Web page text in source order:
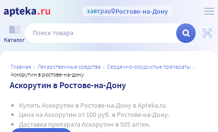
завтрав Ростове-на-Дону
Каталог
главная лекарственные средства
сердечно-сосудистые препараты
аскорутин в ростове-на-дону
Аскорутин в Ростове-на-Дону
Купить Аскорутин в Ростове-на-Дону в Apteka.ru.
Цена на Аскорутин от 100 руб. в Ростове-на-Дону.
Доставка препарата Аскорутин в 505 аптек.